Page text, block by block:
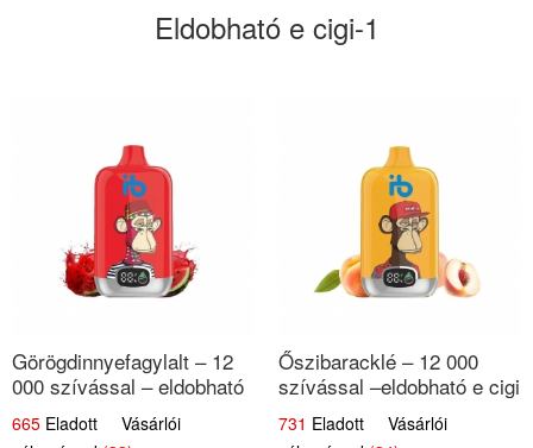
Eldobható e cigi-1
Görögdinnyefagylalt – 12
000 szívással – eldobható
elektromos cigi
665 Eladott Vásárlói
Őszibaracklé – 12 000
szívással –eldobható e cigi
731 Eladott Vásárlói